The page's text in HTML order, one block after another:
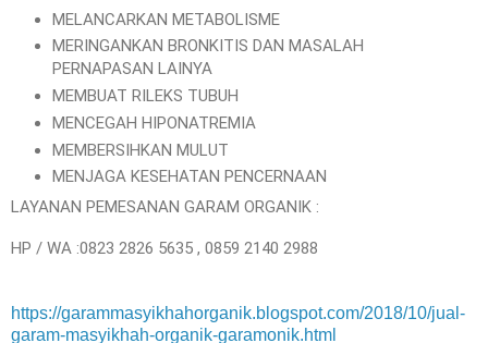
MELANCARKAN METABOLISME
MERINGANKAN BRONKITIS DAN MASALAH
PERNAPASAN LAINYA
MEMBUAT RILEKS TUBUH
MENCEGAH HIPONATREMIA
MEMBERSIHKAN MULUT
MENJAGA KESEHATAN PENCERNAAN
LAYANAN PEMESANAN GARAM ORGANIK :
HP / WA :0823 2826 5635 , 0859 2140 2988
https://garammasyikhahorganik.blogspot.com/2018/10/jual-
garam-masyikhah-organik-garamonik.html